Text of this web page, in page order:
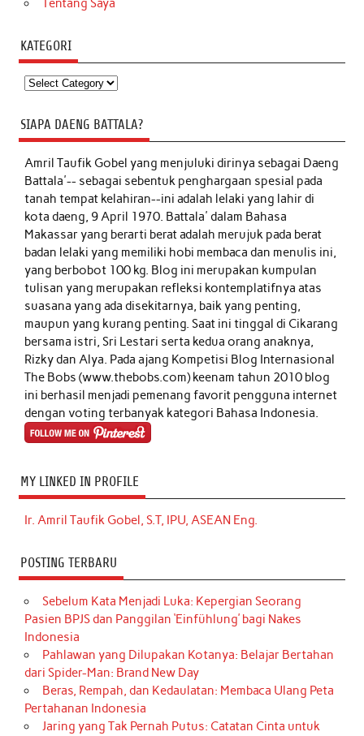
Tentang Saya
KATEGORI
Kategori
SIAPA DAENG BATTALA?
Amril Taufik Gobelyang menjuluki dirinya sebagai Daeng
Battala'-- sebagai sebentuk penghargaan spesial pada
tanah tempat kelahiran--ini adalah lelaki yang lahir di
kota daeng, 9 April 1970. Battala' dalam Bahasa
Makassar yang berarti berat adalah merujuk pada berat
badan lelaki yang memiliki hobi membaca dan menulis ini,
yang berbobot 100 kg. Blog ini merupakan kumpulan
tulisan yang merupakan refleksi kontemplatifnya atas
suasana yang ada disekitarnya, baik yang penting,
maupun yang kurang penting. Saat ini tinggal di Cikarang
bersama istri, Sri Lestari serta kedua orang anaknya,
Rizky dan Alya. Pada ajang Kompetisi Blog Internasional
The Bobs (www.thebobs.com) keenam tahun 2010 blog
ini berhasil menjadi pemenang favorit pengguna internet
dengan voting terbanyak kategori Bahasa Indonesia.
MY LINKED IN PROFILE
Ir. Amril Taufik Gobel, S.T, IPU, ASEAN Eng.
POSTING TERBARU
Sebelum Kata Menjadi Luka: Kepergian Seorang
Pasien BPJS dan Panggilan ‘Einfühlung’ bagi Nakes
Indonesia
Pahlawan yang Dilupakan Kotanya: Belajar Bertahan
dari Spider-Man: Brand New Day
Beras, Rempah, dan Kedaulatan: Membaca Ulang Peta
Pertahanan Indonesia
Jaring yang Tak Pernah Putus: Catatan Cinta untuk